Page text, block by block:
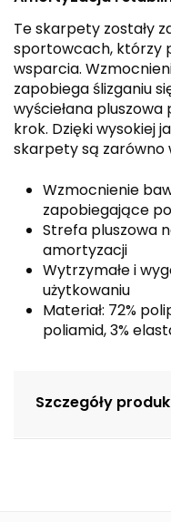
Te skarpety zostały
sportowcach, którzy
wsparcia.
zapobiega ślizganiu
wyściełana
krok. Dzięki wysokiej
skarpety są zarówno
Wzmocnienie
zapobiegające
Strefa pluszowa
amortyzacji
Wytrzymałe i
użytkowaniu
Materiał: 72%
poliamid, 3%
Szczegóły